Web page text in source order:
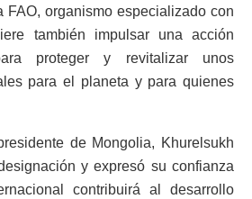
FAO, organismo especializado con
también impulsar una acción
proteger y revitalizar unos
para el planeta y para quienes
de Mongolia, Khurelsukh
y expresó su confianza
contribuirá al desarrollo